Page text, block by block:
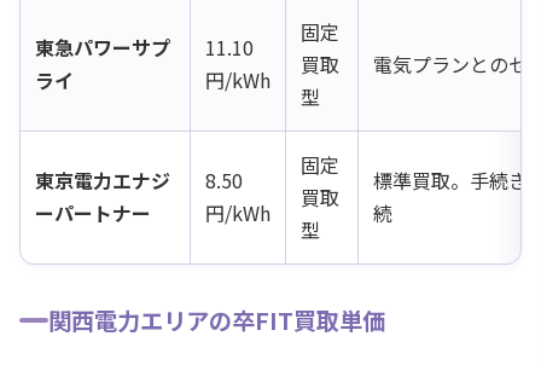
東急パワーサプ
ライ
11.10
円/kWh
固定
買取
型
電気プランとのセ
東京電力エナジ
ーパートナー
8.50
円/kWh
固定
買取
型
標準買取。手続き
続
関西電力エリアの卒FIT買取単価